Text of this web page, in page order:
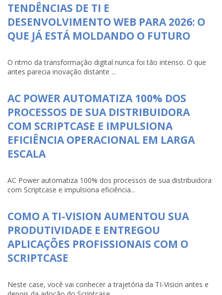
TENDÊNCIAS DE TI E
DESENVOLVIMENTO WEB PARA 2026: O
QUE JÁ ESTÁ MOLDANDO O FUTURO
O ritmo da transformação digital nunca foi tão intenso. O que
antes parecia inovação distante ...
AC POWER AUTOMATIZA 100% DOS
PROCESSOS DE SUA DISTRIBUIDORA
COM SCRIPTCASE E IMPULSIONA
EFICIÊNCIA OPERACIONAL EM LARGA
ESCALA
AC Power automatiza 100% dos processos de sua distribuidora
com Scriptcase e impulsiona eficiência...
COMO A TI-VISION AUMENTOU SUA
PRODUTIVIDADE E ENTREGOU
APLICAÇÕES PROFISSIONAIS COM O
SCRIPTCASE
Neste case, você vai conhecer a trajetória da TI-Vision antes e